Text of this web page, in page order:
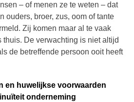
– of menen ze te weten – dat
ouders, broer, zus, oom of tante
Zij komen maar al te vaak
thuis. De verwachting is niet altijd
de betreffende persoon ooit heeft
en huwelijkse voorwaarden
onderneming